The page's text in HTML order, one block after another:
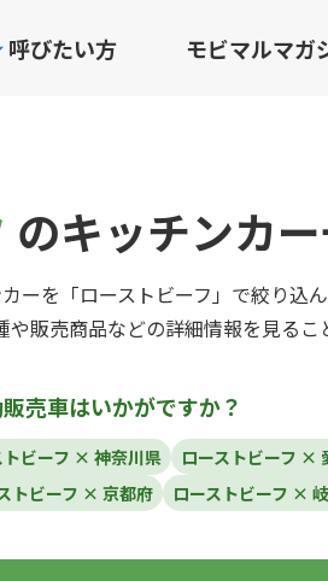
呼びたい方 モビマルマガ
のキッチンカ
ーを「ローストビーフ」で絞り込
販売商品などの詳細情報を見るこ
売車はいかがですか？
トビーフ × 神奈川県
ローストビーフ ×
トビーフ × 京都府 ローストビーフ ×